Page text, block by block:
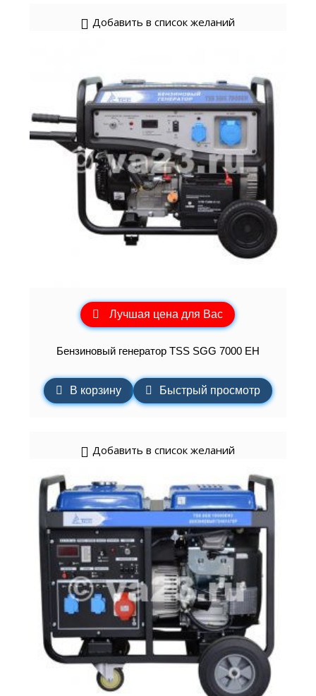
Добавить в список желаний
Лучшая цена для Вас
Бензиновый генератор TSS SGG 7000 EH
В корзину Быстрый просмотр
Добавить в список желаний